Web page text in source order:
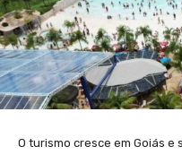
O turismo cresce em Goiás